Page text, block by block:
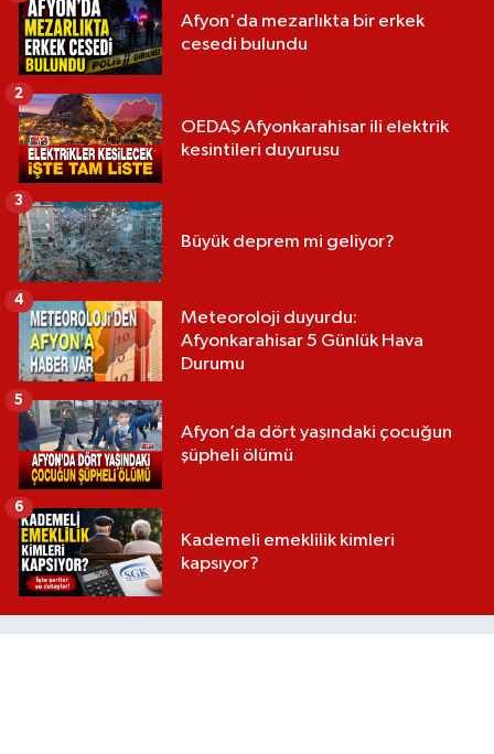
Afyon'da mezarlıkta bir erkek
cesedi bulundu
OEDAŞ Afyonkarahisar ili elektrik
kesintileri duyurusu
2
Büyük deprem mi geliyor?
3
Meteoroloji duyurdu:
Afyonkarahisar 5 Günlük Hava
Durumu
4
Afyon’da dört yaşındaki çocuğun
şüpheli ölümü
5
Kademeli emeklilik kimleri
kapsıyor?
6